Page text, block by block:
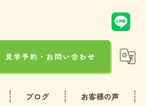
見学予約・お問い合わせ
ブログ お客様の声